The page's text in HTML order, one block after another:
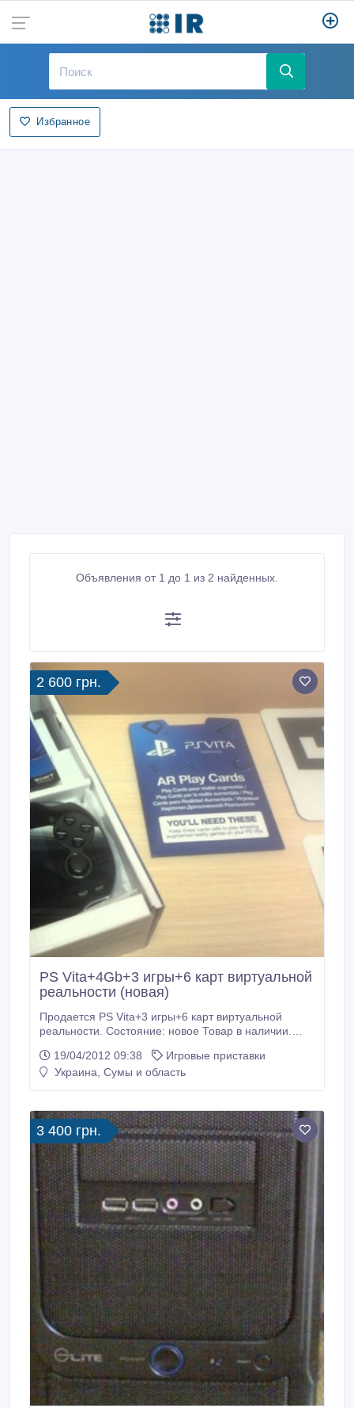
Избранное
Объявления от 1 до 1 из 2 найденных.
2 600 грн.
PS Vita+4Gb+3 игры+6 карт виртуальной
реальности (новая)
Продается PS Vita+3 игры+6 карт виртуальной
реальности. Состояние: новое Товар в наличии.
19/04/2012 09:38
Игровые приставки
Украина, Сумы и область
3 400 грн.